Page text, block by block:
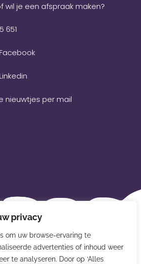
privacy
om uw browse-ervaring te
advertenties of inhoud weer
te analyseren. Door op ‘Alles
wil je een afspraak maken?
651
nieuwtjes per mail